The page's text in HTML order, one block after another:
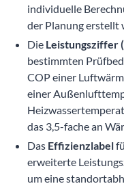
individuelle
der Planung erstellt
Die Leistungsziffer
bestimmten
COP einer
einer
das 3,5-fache an
Das Effizienzlabel
erweiterte
um eine